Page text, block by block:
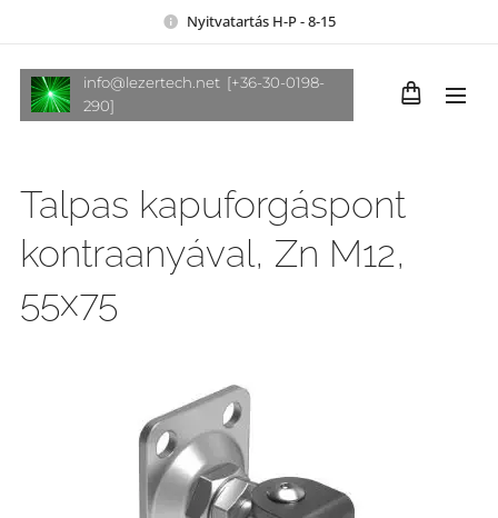
Nyitvatartás H-P - 8-15
info@lezertech.net [+36-30-0198-
290]
Talpas kapuforgáspont
kontraanyával, Zn M12,
55x75